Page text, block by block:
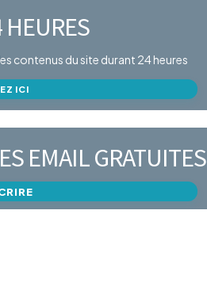
HEURES
contenus du site durant 24 heures
ICI
EMAIL GRATUITES